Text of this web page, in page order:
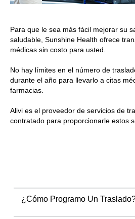
Para que le sea más fácil mejorar su
saludable, Sunshine Health ofrece
médicas sin costo para usted.
No hay límites en el número de
durante el año para llevarlo a citas
farmacias.
Alivi es el proveedor de servicios de
contratado para proporcionarle estos
¿Cómo Programo Un